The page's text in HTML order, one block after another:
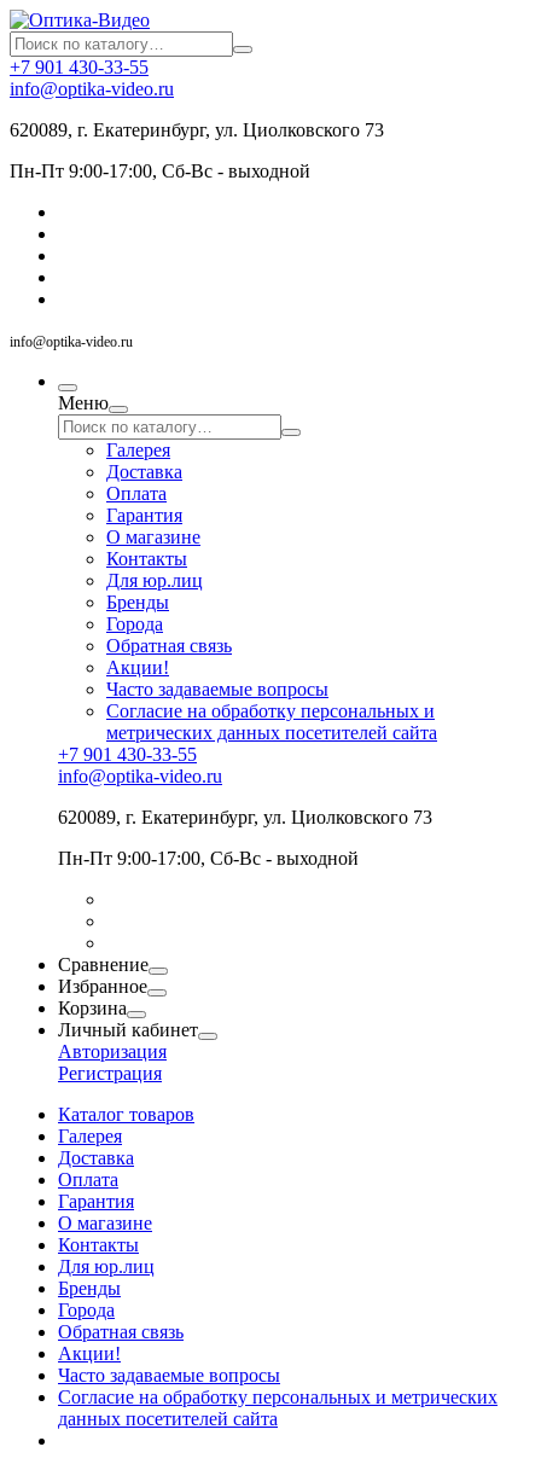
+7 901 430-33-55
info@optika-video.ru
620089, г. Екатеринбург, ул. Циолковского 73
Пн-Пт 9:00-17:00, Сб-Вс - выходной
info@optika-video.ru
Меню
Галерея
Доставка
Оплата
Гарантия
О магазине
Контакты
Для юр.лиц
Бренды
Города
Обратная связь
Акции!
Часто задаваемые вопросы
Согласие на обработку персональных и
метрических данных посетителей сайта
+7 901 430-33-55
info@optika-video.ru
620089, г. Екатеринбург, ул. Циолковского 73
Пн-Пт 9:00-17:00, Сб-Вс - выходной
Сравнение
Избранное
Корзина
Личный кабинет
Авторизация
Регистрация
Каталог товаров
Галерея
Доставка
Оплата
Гарантия
О магазине
Контакты
Для юр.лиц
Бренды
Города
Обратная связь
Акции!
Часто задаваемые вопросы
Согласие на обработку персональных и метрических
данных посетителей сайта